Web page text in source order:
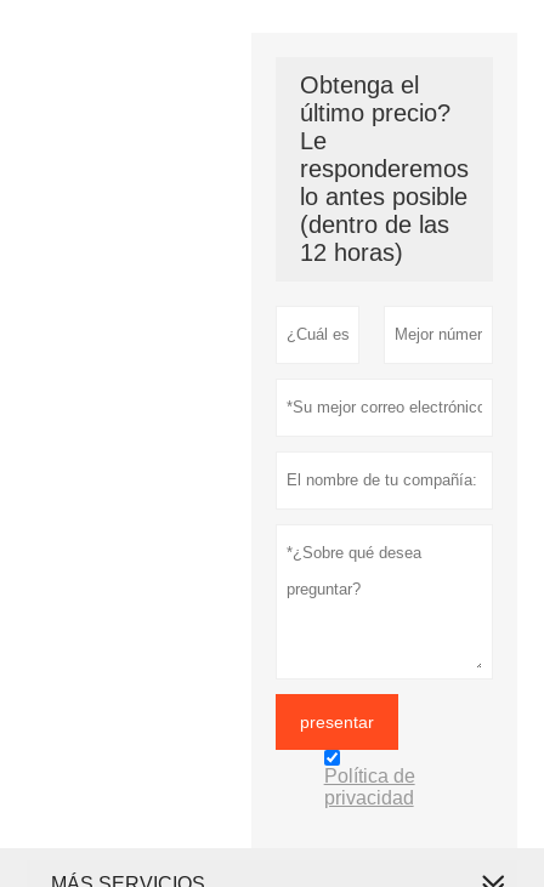
Obtenga el
último precio?
Le
responderemos
lo antes posible
(dentro de las
12 horas)
presentar
Política de
privacidad